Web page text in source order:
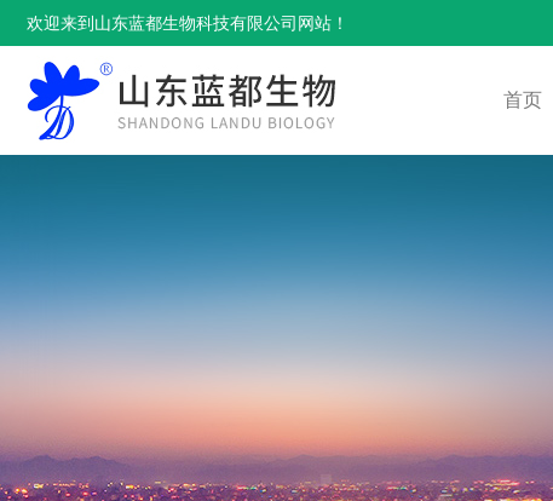
欢迎来到山东蓝都生物科技有限公司网站！
首页